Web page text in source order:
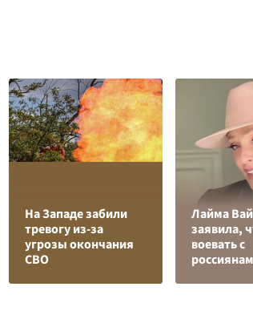
На Западе забили
тревогу из-за
угрозы окончания
СВО
Лайма
заявила,
воевать с